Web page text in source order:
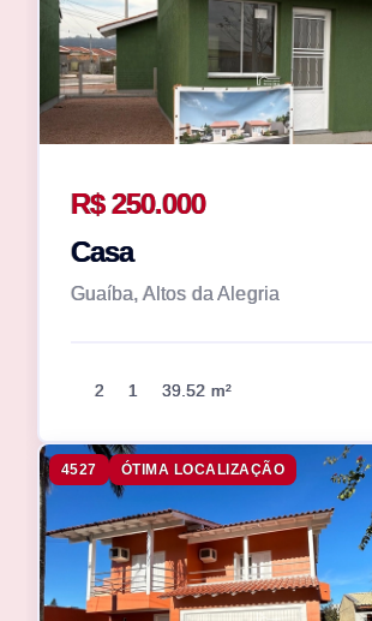
R$ 250.000
Casa
Guaíba, Altos da Alegria
2 1 39.52 m²
4527 ÓTIMA LOCALIZAÇÃO